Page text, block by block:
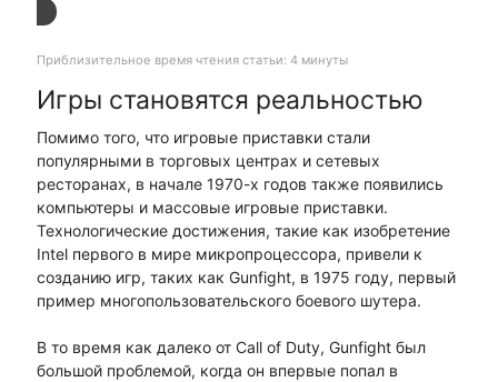
Приблизительное время чтения статьи: 4 минуты
Игры становятся реальностью
Помимо того, что игровые приставки стали
популярными в торговых центрах и сетевых
ресторанах, в начале 1970-х годов также появились
компьютеры и массовые игровые приставки.
Технологические достижения, такие как изобретение
Intel первого в мире микропроцессора, привели к
созданию игр, таких как Gunfight, в 1975 году, первый
пример многопользовательского боевого шутера.
В то время как далеко от Call of Duty, Gunfight был
большой проблемой, когда он впервые попал в